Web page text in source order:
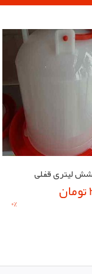
لیتری قفلی
0%